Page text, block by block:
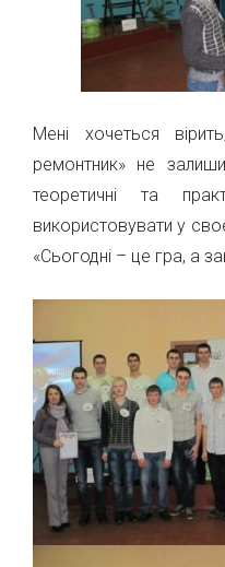
Мені хочеться
ремонтник» не
теоретичні та
використовувати у
«Сьогодні – це гра, а